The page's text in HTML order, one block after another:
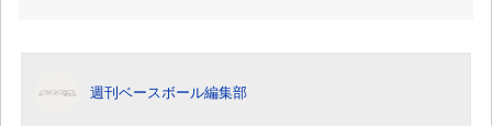
週刊ベースボール編集部